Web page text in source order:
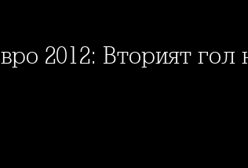
Евро 2012: Вторият